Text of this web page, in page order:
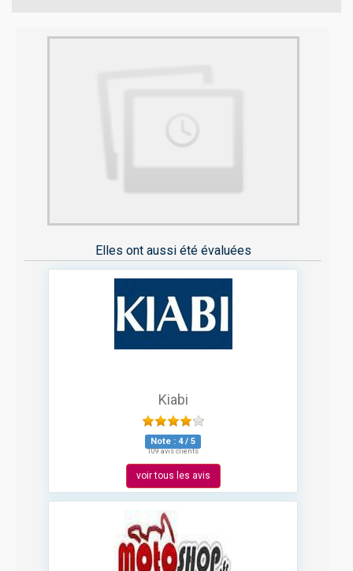
Elles ont aussi été évaluées
Kiabi
Note : 4/ 5
109 avis clients
voir tous les avis